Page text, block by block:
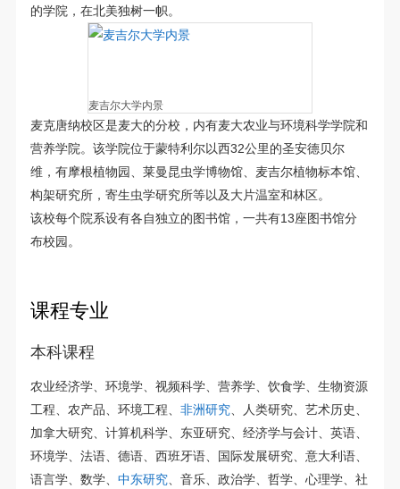
的学院，在北美独树一帜。
麦吉尔大学内景
麦克唐纳校区是麦大的分校，内有麦大农业与环境科学学院和
营养学院。该学院位于蒙特利尔以西32公里的圣安德贝尔
维，有摩根植物园、莱曼昆虫学博物馆、麦吉尔植物标本馆、
构架研究所，寄生虫学研究所等以及大片温室和林区。
该校每个院系设有各自独立的图书馆，一共有13座图书馆分
布校园。
课程专业
本科课程
农业经济学、环境学、视频科学、营养学、饮食学、生物资源
工程、农产品、环境工程、非洲研究、人类研究、艺术历史、
加拿大研究、计算机科学、东亚研究、经济学与会计、英语、
环境学、法语、德语、西班牙语、国际发展研究、意大利语、
语言学、数学、中东研究、音乐、政治学、哲学、心理学、社